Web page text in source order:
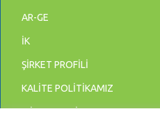
AR-GE
İK
ŞİRKET PROFİLİ
KALİTE POLİTİKAMIZ
MİSYON & VİZYON